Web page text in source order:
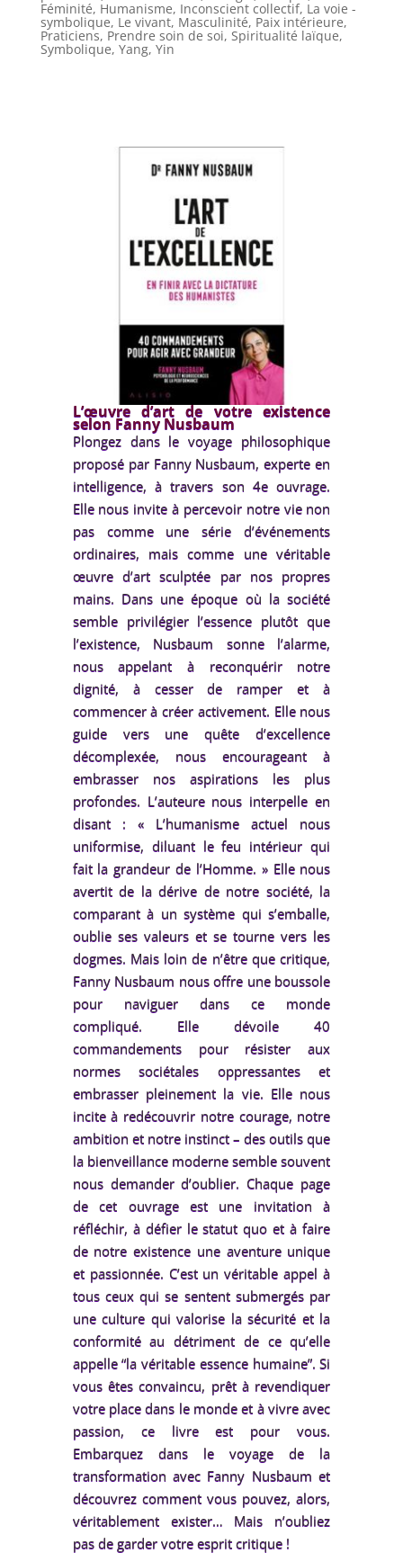
Féminité, Humanisme, Inconscient collectif, La voie -
symbolique, Le vivant, Masculinité, Paix intérieure,
Praticiens, Prendre soin de soi, Spiritualité laïque,
Symbolique, Yang, Yin
L’œuvre d’art de votre existence
selon Fanny Nusbaum
Plongez dans le voyage philosophique
proposé par Fanny Nusbaum, experte en
intelligence, à travers son 4e ouvrage.
Elle nous invite à percevoir notre vie non
pas comme une série d’événements
ordinaires, mais comme une véritable
œuvre d’art sculptée par nos propres
mains. Dans une époque où la société
semble privilégier l’essence plutôt que
l’existence, Nusbaum sonne l’alarme,
nous appelant à reconquérir notre
dignité, à cesser de ramper et à
commencer à créer activement. Elle nous
guide vers une quête d’excellence
décomplexée, nous encourageant à
embrasser nos aspirations les plus
profondes. L’auteure nous interpelle en
disant : « L’humanisme actuel nous
uniformise, diluant le feu intérieur qui
fait la grandeur de l’Homme. » Elle nous
avertit de la dérive de notre société, la
comparant à un système qui s’emballe,
oublie ses valeurs et se tourne vers les
dogmes. Mais loin de n’être que critique,
Fanny Nusbaum nous offre une boussole
pour naviguer dans ce monde
compliqué. Elle dévoile 40
commandements pour résister aux
normes sociétales oppressantes et
embrasser pleinement la vie. Elle nous
incite à redécouvrir notre courage, notre
ambition et notre instinct – des outils que
la bienveillance moderne semble souvent
nous demander d’oublier. Chaque page
de cet ouvrage est une invitation à
réfléchir, à défier le statut quo et à faire
de notre existence une aventure unique
et passionnée. C’est un véritable appel à
tous ceux qui se sentent submergés par
une culture qui valorise la sécurité et la
conformité au détriment de ce qu’elle
appelle “la véritable essence humaine”. Si
vous êtes convaincu, prêt à revendiquer
votre place dans le monde et à vivre avec
passion, ce livre est pour vous.
Embarquez dans le voyage de la
transformation avec Fanny Nusbaum et
découvrez comment vous pouvez, alors,
véritablement exister… Mais n’oubliez
pas de garder votre esprit critique !